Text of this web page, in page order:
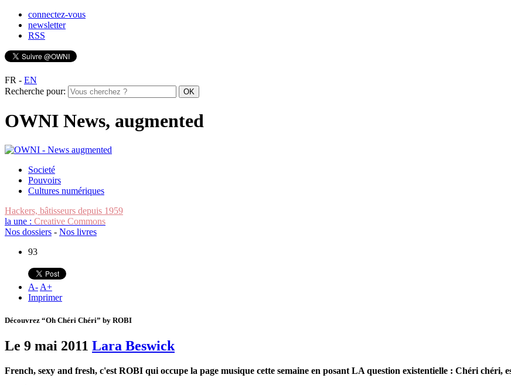
connectez-vous
newsletter
RSS
FR - EN
Recherche pour:
OWNI News, augmented
Societé
Pouvoirs
Cultures numériques
Hackers, bâtisseurs depuis 1959
la une : Creative Commons
Nos dossiers - Nos livres
93
A- A+
Imprimer
Découvrez “Oh Chéri Chéri” by ROBI
Le 9 mai 2011 Lara Beswick
French, sexy and fresh, c'est ROBI qui occupe la page musique cette semaine en posant LA question existentielle : Chéri chéri,